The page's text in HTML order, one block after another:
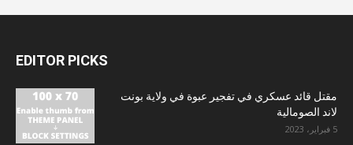
EDITOR PICKS
مقتل قائد عسكري في تفجير عبوة في ولاية بونت
لاند الصومالية
5 فبراير، 2023